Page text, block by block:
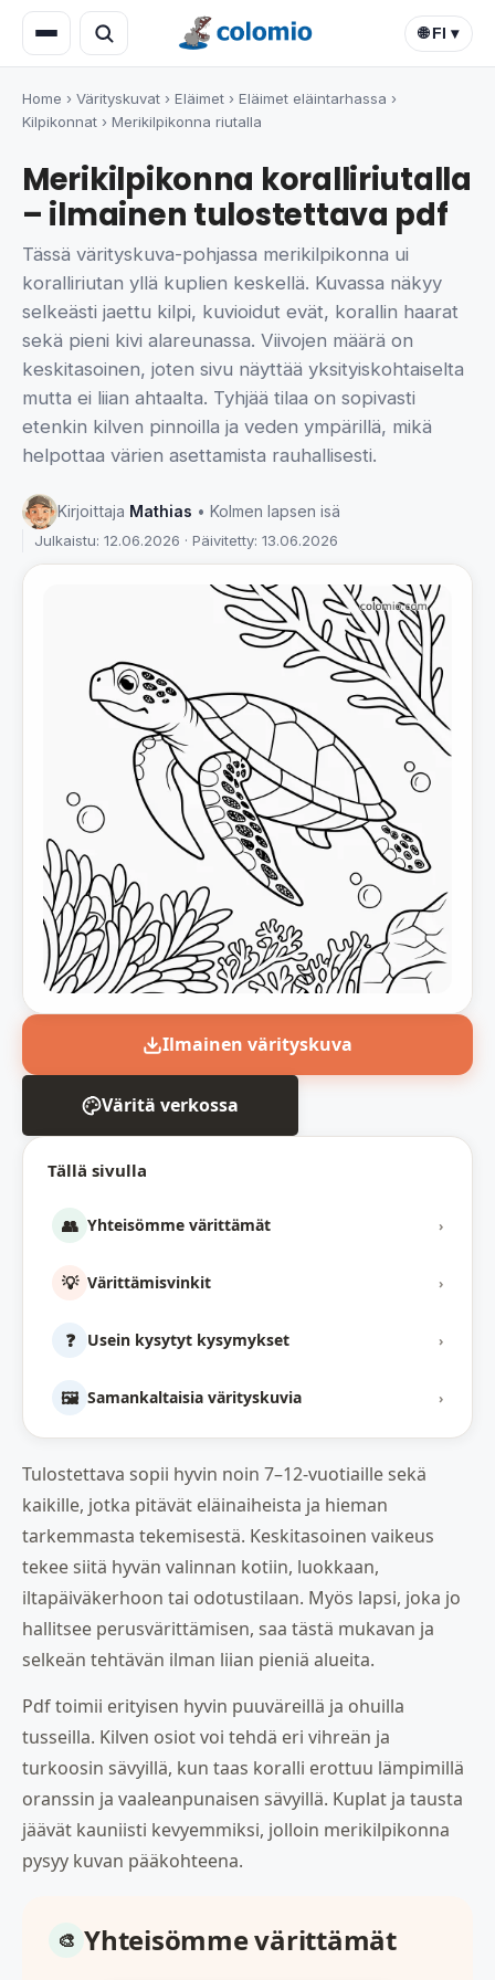
🌐 FI ▾
Home › Värityskuvat › Eläimet › Eläimet eläintarhassa ›
Kilpikonnat › Merikilpikonna riutalla
Merikilpikonna koralliriutalla
– ilmainen tulostettava pdf
Tässä värityskuva-pohjassa merikilpikonna ui
koralliriutan yllä kuplien keskellä. Kuvassa näkyy
selkeästi jaettu kilpi, kuvioidut evät, korallin haarat
sekä pieni kivi alareunassa. Viivojen määrä on
keskitasoinen, joten sivu näyttää yksityiskohtaiselta
mutta ei liian ahtaalta. Tyhjää tilaa on sopivasti
etenkin kilven pinnoilla ja veden ympärillä, mikä
helpottaa värien asettamista rauhallisesti.
Kirjoittaja Mathias • Kolmen lapsen isä
Julkaistu: 12.06.2026 · Päivitetty: 13.06.2026
Tällä sivulla
👥 Yhteisömme värittämät ›
💡 Värittämisvinkit ›
❓ Usein kysytyt kysymykset ›
🖼️ Samankaltaisia värityskuvia ›
Ilmainen värityskuva
Väritä verkossa
Tulostettava sopii hyvin noin 7–12-vuotiaille sekä
kaikille, jotka pitävät eläinaiheista ja hieman
tarkemmasta tekemisestä. Keskitasoinen vaikeus
tekee siitä hyvän valinnan kotiin, luokkaan,
iltapäiväkerhoon tai odotustilaan. Myös lapsi, joka jo
hallitsee perusvärittämisen, saa tästä mukavan ja
selkeän tehtävän ilman liian pieniä alueita.
Pdf toimii erityisen hyvin puuväreillä ja ohuilla
tusseilla. Kilven osiot voi tehdä eri vihreän ja
turkoosin sävyillä, kun taas koralli erottuu lämpimillä
oranssin ja vaaleanpunaisen sävyillä. Kuplat ja tausta
jäävät kauniisti kevyemmiksi, jolloin merikilpikonna
pysyy kuvan pääkohteena.
Yhteisömme värittämät